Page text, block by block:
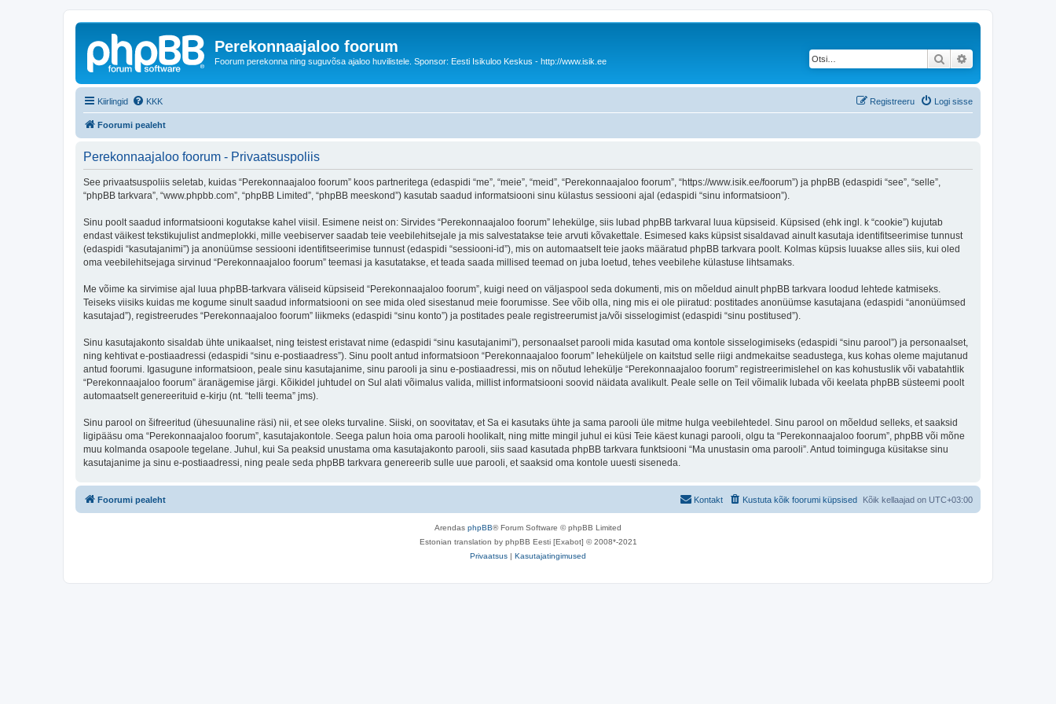
Perekonnaajaloo foorum
Foorum perekonna ning suguvõsa ajaloo huvilistele. Sponsor: Eesti Isikuloo Keskus - http://www.isik.ee Otsi
Kiirlingid KKK Logi sisse
Registreeru
Foorumi pealeht
Perekonnaajaloo foorum - Privaatsuspoliis
See privaatsuspoliis seletab, kuidas “Perekonnaajaloo foorum” koos partneritega (edaspidi “me”, “meie”, “meid”, “Perekonnaajaloo foorum”, “https://www.isik.ee/foorum”) ja phpBB (edaspidi “see”, “selle”,
“phpBB tarkvara”, “www.phpbb.com”, “phpBB Limited”, “phpBB meeskond”) kasutab saadud informatsiooni sinu külastus sessiooni ajal (edaspidi “sinu informatsioon”).
Sinu poolt saadud informatsiooni kogutakse kahel viisil. Esimene neist on: Sirvides “Perekonnaajaloo foorum” lehekülge, siis lubad phpBB tarkvaral luua küpsiseid. Küpsised (ehk ingl. k “cookie”) kujutab
endast väikest tekstikujulist andmeplokki, mille veebiserver saadab teie veebilehitsejale ja mis salvestatakse teie arvuti kõvakettale. Esimesed kaks küpsist sisaldavad ainult kasutaja identifitseerimise tunnust
(edaspidi “kasutajanimi”) ja anonüümse sessiooni identifitseerimise tunnust (edaspidi “sessiooni-id”), mis on automaatselt teie jaoks määratud phpBB tarkvara poolt. Kolmas küpsis luuakse alles siis, kui oled
oma veebilehitsejaga sirvinud “Perekonnaajaloo foorum” teemasi ja kasutatakse, et teada saada millised teemad on juba loetud, tehes veebilehe külastuse lihtsamaks.
Me võime ka sirvimise ajal luua phpBB-tarkvara väliseid küpsiseid “Perekonnaajaloo foorum”, kuigi need on väljaspool seda dokumenti, mis on mõeldud ainult phpBB tarkvara loodud lehtede katmiseks.
Teiseks viisiks kuidas me kogume sinult saadud informatsiooni on see mida oled sisestanud meie foorumisse. See võib olla, ning mis ei ole piiratud: postitades anonüümse kasutajana (edaspidi “anonüümsed
kasutajad”), registreerudes “Perekonnaajaloo foorum” liikmeks (edaspidi “sinu konto”) ja postitades peale registreerumist ja/või sisselogimist (edaspidi “sinu postitused”).
Sinu kasutajakonto sisaldab ühte unikaalset, ning teistest eristavat nime (edaspidi “sinu kasutajanimi”), personaalset parooli mida kasutad oma kontole sisselogimiseks (edaspidi “sinu parool”) ja personaalset,
ning kehtivat e-postiaadressi (edaspidi “sinu e-postiaadress”). Sinu poolt antud informatsioon “Perekonnaajaloo foorum” leheküljele on kaitstud selle riigi andmekaitse seadustega, kus kohas oleme majutanud
antud foorumi. Igasugune informatsioon, peale sinu kasutajanime, sinu parooli ja sinu e-postiaadressi, mis on nõutud lehekülje “Perekonnaajaloo foorum” registreerimislehel on kas kohustuslik või vabatahtlik
“Perekonnaajaloo foorum” äranägemise järgi. Kõikidel juhtudel on Sul alati võimalus valida, millist informatsiooni soovid näidata avalikult. Peale selle on Teil võimalik lubada või keelata phpBB süsteemi poolt
automaatselt genereerituid e-kirju (nt. “telli teema” jms).
Sinu parool on šifreeritud (ühesuunaline räsi) nii, et see oleks turvaline. Siiski, on soovitatav, et Sa ei kasutaks ühte ja sama parooli üle mitme hulga veebilehtedel. Sinu parool on mõeldud selleks, et saaksid
ligipääsu oma “Perekonnaajaloo foorum”, kasutajakontole. Seega palun hoia oma parooli hoolikalt, ning mitte mingil juhul ei küsi Teie käest kunagi parooli, olgu ta “Perekonnaajaloo foorum”, phpBB või mõne
muu kolmanda osapoole tegelane. Juhul, kui Sa peaksid unustama oma kasutajakonto parooli, siis saad kasutada phpBB tarkvara funktsiooni “Ma unustasin oma parooli”. Antud toiminguga küsitakse sinu
kasutajanime ja sinu e-postiaadressi, ning peale seda phpBB tarkvara genereerib sulle uue parooli, et saaksid oma kontole uuesti siseneda.
Foorumi pealeht Kõik kellaajad on UTC+03:00
Kustuta kõik foorumi küpsised
Kontakt
Arendas phpBB® Forum Software © phpBB Limited
Estonian translation by phpBB Eesti [Exabot] © 2008*-2021
Privaatsus | Kasutajatingimused